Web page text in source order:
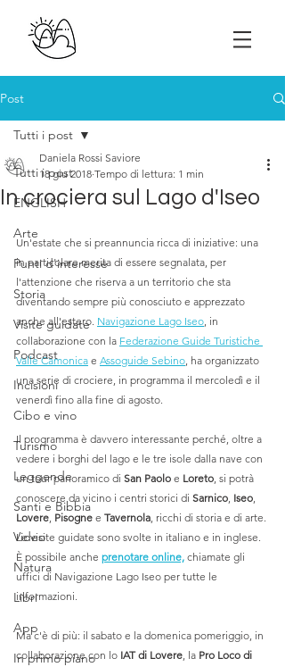
Post
Tutti i post
ENGLISH
Arte
Punti d'interesse
Storia
Visite guidate
Podcast
Incisioni
Cibo e vino
Turismo
Leggende
Santi e Bibbia
Video
Natura
Libri
App
In primo piano
Tutti i post
In crociera sul Lago d'Iseo
Daniela Rossi Saviore
18 giu 2018 Tempo di lettura: 1 min
Un'estate che si preannuncia ricca di iniziative: una
in particolare merita di essere segnalata, per
l'attenzione che riserva a un territorio che sta
diventando sempre più conosciuto e apprezzato
anche all'estero. Navigazione Lago Iseo, in
collaborazione con la Federazione Guide Turistiche
Valle Camonica e Assoguide Sebino, ha organizzato
una serie di crociere, in programma il mercoledì e il
venerdì fino alla fine di agosto.
Il programma è davvero interessante perché, oltre a
vedere i borghi del lago e le tre isole dalla nave con
un tour panoramico di San Paolo e Loreto, si potrà
conoscere da vicino i centri storici di Sarnico, Iseo,
Lovere, Pisogne e Tavernola, ricchi di storia e di arte.
Le visite guidate sono svolte in italiano e in inglese.
È possibile anche prenotare online, chiamate gli
uffici di Navigazione Lago Iseo per tutte le
informazioni.
Ma c'è di più: il sabato e la domenica pomeriggio, in
collaborazione con lo IAT di Lovere, la Pro Loco di